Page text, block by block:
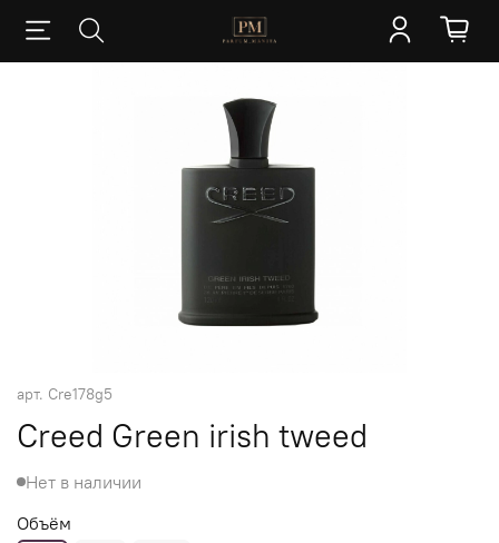
арт. Cre178g5
Creed Green irish tweed
Нет в наличии
Объём